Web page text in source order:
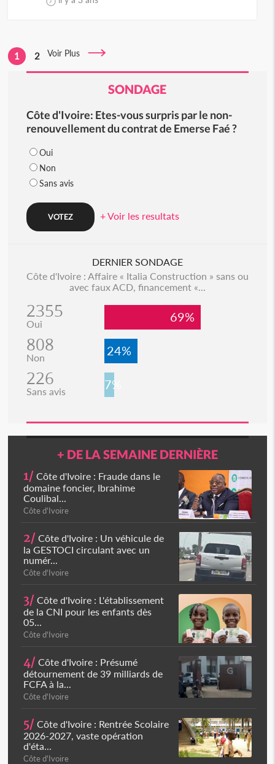
1 2 Voir Plus
SONDAGE
Côte d'Ivoire: Etes-vous surpris par le non-
renouvellement du contrat de Emerse Faé ?
Oui
Non
Sans avis
+ Voir les resultats
DERNIER SONDAGE
Côte d'Ivoire : Affaire « Italia Construction » sans ou
avec faux ACD, financement «...
2355
Oui 69%
808
Non 24%
226
Sans avis 7%
+ DE LA SEMAINE DERNIÈRE
1/ Côte d'Ivoire : Fraude dans le
domaine foncier, Ibrahime
Coulibal...
Côte d'Ivoire
2/ Côte d'Ivoire : Un véhicule de
la GESTOCI circulant avec un
numér...
Côte d'Ivoire
3/ Côte d'Ivoire : L'établissement
de la CNI pour les enfants dès
05...
Côte d'Ivoire
4/ Côte d'Ivoire : Présumé
détournement de 39 milliards de
FCFA à la...
Côte d'Ivoire
5/ Côte d'Ivoire : Rentrée Scolaire
2026-2027, vaste opération
d'éta...
Côte d'Ivoire